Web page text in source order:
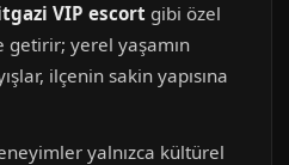
VIP escort gibi özel
yerel yaşamın
ilçenin sakin yapısına
yalnızca kültürel